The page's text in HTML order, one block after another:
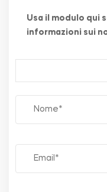
Usa il modulo qui
informazioni sui